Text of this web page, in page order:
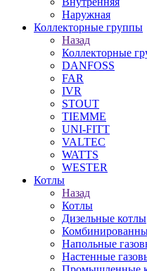
Наружная
Коллекторные группы
Назад
Коллекторные
DANFOSS
FAR
IVR
STOUT
TIEMME
UNI-FITT
VALTEC
WATTS
WESTER
Котлы
Назад
Котлы
Дизельные котлы
Напольные
Настенные